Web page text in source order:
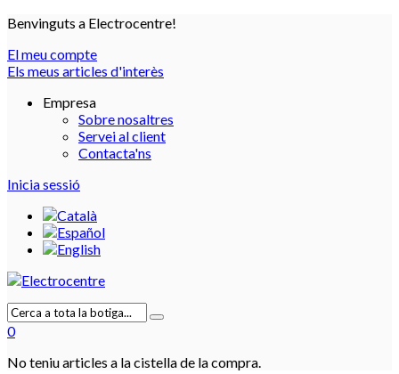
Benvinguts a Electrocentre!
El meu compte
Els meus articles d'interès
Empresa
Sobre nosaltres
Servei al client
Contacta'ns
Inicia sessió
0
No teniu articles a la cistella de la compra.